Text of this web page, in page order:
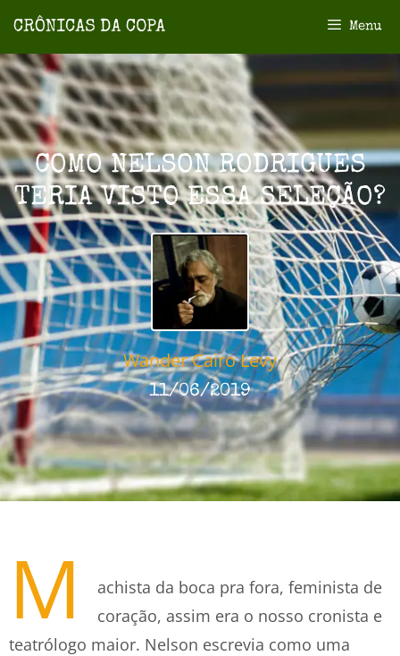
Menu
COMO NELSON RODRIGUES
TERIA VISTO ESSA SELEÇÃO?
Wander Cairo Levy
11/06/2019
M
achista da boca pra fora, feminista de
coração, assim era o nosso cronista e
teatrólogo maior. Nelson escrevia como uma